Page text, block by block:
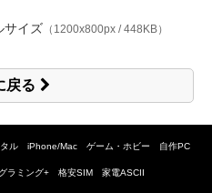
サイズ （1200x800px / 448KB）
戻る
ル iPhone/Mac ゲーム・ホビー 自作PC
ラミング+ 格安SIM 家電ASCII